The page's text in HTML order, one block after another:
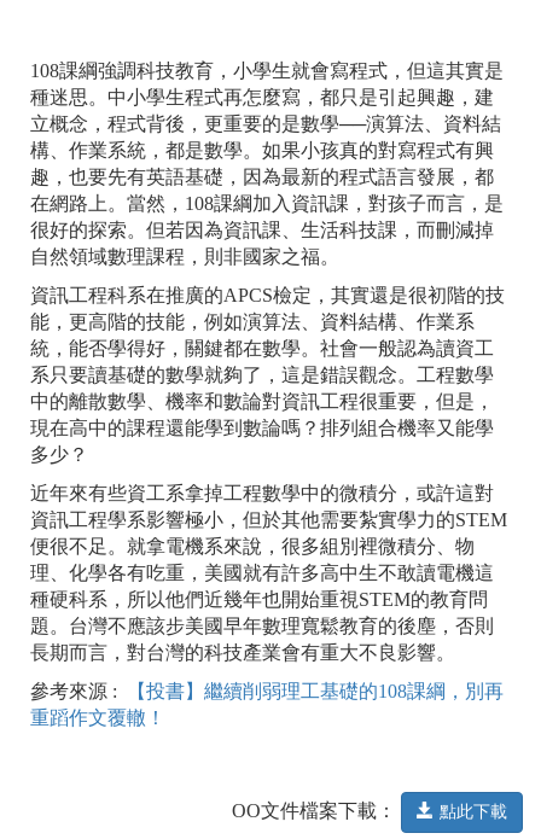
108課綱強調科技教育，小學生就會寫程式，但這其實是
種迷思。中小學生程式再怎麼寫，都只是引起興趣，建
立概念，程式背後，更重要的是數學──演算法、資料結
構、作業系統，都是數學。如果小孩真的對寫程式有興
趣，也要先有英語基礎，因為最新的程式語言發展，都
在網路上。當然，108課綱加入資訊課，對孩子而言，是
很好的探索。但若因為資訊課、生活科技課，而刪減掉
自然領域數理課程，則非國家之福。
資訊工程科系在推廣的APCS檢定，其實還是很初階的技
能，更高階的技能，例如演算法、資料結構、作業系
統，能否學得好，關鍵都在數學。社會一般認為讀資工
系只要讀基礎的數學就夠了，這是錯誤觀念。工程數學
中的離散數學、機率和數論對資訊工程很重要，但是，
現在高中的課程還能學到數論嗎？排列組合機率又能學
多少？
近年來有些資工系拿掉工程數學中的微積分，或許這對
資訊工程學系影響極小，但於其他需要紮實學力的STEM
便很不足。就拿電機系來說，很多組別裡微積分、物
理、化學各有吃重，美國就有許多高中生不敢讀電機這
種硬科系，所以他們近幾年也開始重視STEM的教育問
題。台灣不應該步美國早年數理寬鬆教育的後塵，否則
長期而言，對台灣的科技產業會有重大不良影響。
參考來源 :
【投書】繼續削弱理工基礎的108課綱，別再
重蹈作文覆轍！
OO文件檔案下載： 點此下載